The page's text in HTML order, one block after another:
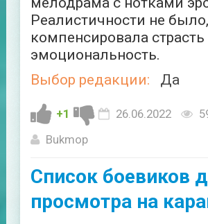
Реалистичности не
компенсировала
эмоциональность.
Выбор редакции:
Да
+1 26.06.2022
Bukmop
Список боевиков
просмотра на